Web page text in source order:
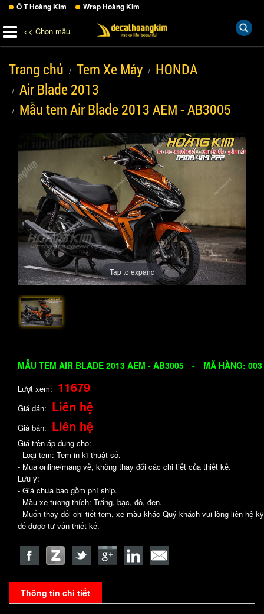
Ô T Hoàng Kim Wrap Hoàng Kim
<< Chọn mẫu
Trang chủ Tem Xe Máy
HONDA
Air Blade 2013
Mẫu tem Air Blade 2013 AEM - AB3005
Tap to expand
MẪU TEM AIR BLADE 2013 AEM - AB3005 - MÃ HÀNG: 003
Lượt xem: 11679
Giá dán: Liên hệ
Giá bán: Liên hệ
Giá trên áp dụng cho:
- Loại tem: Tem in kĩ thuật số.
- Mua online/mang về, không thay đổi các chi tiết của thiết kế.
Lưu ý:
- Giá chưa bao gồm phí ship.
- Màu xe tương thích: Trắng, bạc, đỏ, đen.
- Muốn thay đổi chi tiết tem, xe màu khác Quý khách vui lòng liên hệ
để được tư vấn thiết kế.
Thông tin chi tiết